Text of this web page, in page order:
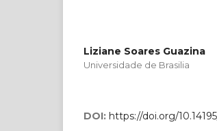
Liziane Soares Guazina
Universidade de Brasilia
DOI: https://doi.org/